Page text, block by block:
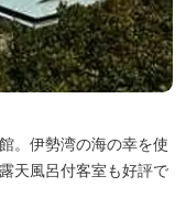
。伊勢湾の海の幸を使
天風呂付客室も好評で